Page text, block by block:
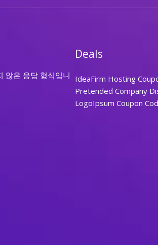
않은 응답 형식입니
Deals
IdeaFirm Hosting
Pretended Company
LogoIpsum Coupon